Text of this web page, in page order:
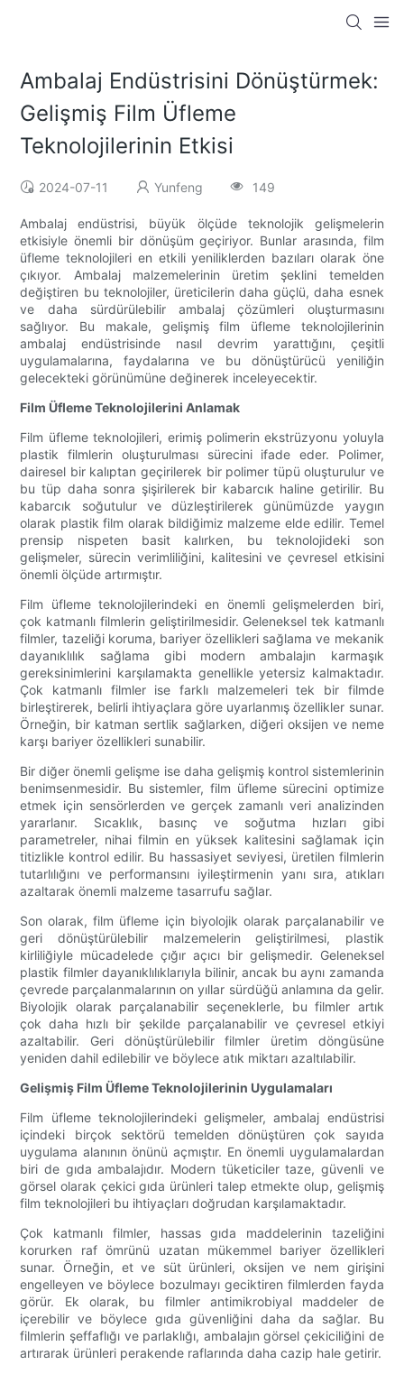
Ambalaj Endüstrisini Dönüştürmek:
Gelişmiş Film Üfleme
Teknolojilerinin Etkisi
2024-07-11 Yunfeng 149
Ambalaj endüstrisi, büyük ölçüde teknolojik gelişmelerin
etkisiyle önemli bir dönüşüm geçiriyor. Bunlar arasında, film
üfleme teknolojileri en etkili yeniliklerden bazıları olarak öne
çıkıyor. Ambalaj malzemelerinin üretim şeklini temelden
değiştiren bu teknolojiler, üreticilerin daha güçlü, daha esnek
ve daha sürdürülebilir ambalaj çözümleri oluşturmasını
sağlıyor. Bu makale, gelişmiş film üfleme teknolojilerinin
ambalaj endüstrisinde nasıl devrim yarattığını, çeşitli
uygulamalarına, faydalarına ve bu dönüştürücü yeniliğin
gelecekteki görünümüne değinerek inceleyecektir.
Film Üfleme Teknolojilerini Anlamak
Film üfleme teknolojileri, erimiş polimerin ekstrüzyonu yoluyla
plastik filmlerin oluşturulması sürecini ifade eder. Polimer,
dairesel bir kalıptan geçirilerek bir polimer tüpü oluşturulur ve
bu tüp daha sonra şişirilerek bir kabarcık haline getirilir. Bu
kabarcık soğutulur ve düzleştirilerek günümüzde yaygın
olarak plastik film olarak bildiğimiz malzeme elde edilir. Temel
prensip nispeten basit kalırken, bu teknolojideki son
gelişmeler, sürecin verimliliğini, kalitesini ve çevresel etkisini
önemli ölçüde artırmıştır.
Film üfleme teknolojilerindeki en önemli gelişmelerden biri,
çok katmanlı filmlerin geliştirilmesidir. Geleneksel tek katmanlı
filmler, tazeliği koruma, bariyer özellikleri sağlama ve mekanik
dayanıklılık sağlama gibi modern ambalajın karmaşık
gereksinimlerini karşılamakta genellikle yetersiz kalmaktadır.
Çok katmanlı filmler ise farklı malzemeleri tek bir filmde
birleştirerek, belirli ihtiyaçlara göre uyarlanmış özellikler sunar.
Örneğin, bir katman sertlik sağlarken, diğeri oksijen ve neme
karşı bariyer özellikleri sunabilir.
Bir diğer önemli gelişme ise daha gelişmiş kontrol sistemlerinin
benimsenmesidir. Bu sistemler, film üfleme sürecini optimize
etmek için sensörlerden ve gerçek zamanlı veri analizinden
yararlanır. Sıcaklık, basınç ve soğutma hızları gibi
parametreler, nihai filmin en yüksek kalitesini sağlamak için
titizlikle kontrol edilir. Bu hassasiyet seviyesi, üretilen filmlerin
tutarlılığını ve performansını iyileştirmenin yanı sıra, atıkları
azaltarak önemli malzeme tasarrufu sağlar.
Son olarak, film üfleme için biyolojik olarak parçalanabilir ve
geri dönüştürülebilir malzemelerin geliştirilmesi, plastik
kirliliğiyle mücadelede çığır açıcı bir gelişmedir. Geleneksel
plastik filmler dayanıklılıklarıyla bilinir, ancak bu aynı zamanda
çevrede parçalanmalarının on yıllar sürdüğü anlamına da gelir.
Biyolojik olarak parçalanabilir seçeneklerle, bu filmler artık
çok daha hızlı bir şekilde parçalanabilir ve çevresel etkiyi
azaltabilir. Geri dönüştürülebilir filmler üretim döngüsüne
yeniden dahil edilebilir ve böylece atık miktarı azaltılabilir.
Gelişmiş Film Üfleme Teknolojilerinin Uygulamaları
Film üfleme teknolojilerindeki gelişmeler, ambalaj endüstrisi
içindeki birçok sektörü temelden dönüştüren çok sayıda
uygulama alanının önünü açmıştır. En önemli uygulamalardan
biri de gıda ambalajıdır. Modern tüketiciler taze, güvenli ve
görsel olarak çekici gıda ürünleri talep etmekte olup, gelişmiş
film teknolojileri bu ihtiyaçları doğrudan karşılamaktadır.
Çok katmanlı filmler, hassas gıda maddelerinin tazeliğini
korurken raf ömrünü uzatan mükemmel bariyer özellikleri
sunar. Örneğin, et ve süt ürünleri, oksijen ve nem girişini
engelleyen ve böylece bozulmayı geciktiren filmlerden fayda
görür. Ek olarak, bu filmler antimikrobiyal maddeler de
içerebilir ve böylece gıda güvenliğini daha da sağlar. Bu
filmlerin şeffaflığı ve parlaklığı, ambalajın görsel çekiciliğini de
artırarak ürünleri perakende raflarında daha cazip hale getirir.